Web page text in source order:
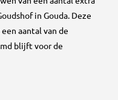
in Gouda. Deze
aantal van de
blijft voor de